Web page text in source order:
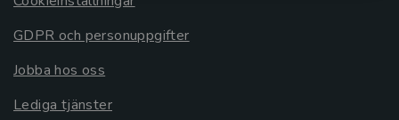
GDPR och personuppgifter
Jobba hos oss
Lediga tjänster